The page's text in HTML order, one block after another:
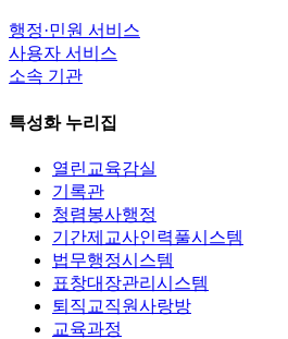
행정·민원 서비스
사용자 서비스
소속 기관
특성화 누리집
열린교육감실
기록관
청렴봉사행정
기간제교사인력풀시스템
법무행정시스템
표창대장관리시스템
퇴직교직원사랑방
교육과정